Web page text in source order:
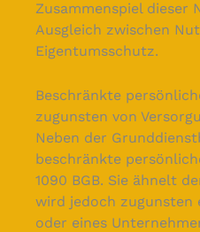
Zusammenspiel dieser
Ausgleich zwischen
Eigentumsschutz.
Beschränkte
zugunsten von
Neben der
beschränkte
1090 BGB. Sie ähnelt
wird jedoch zugunsten
oder eines